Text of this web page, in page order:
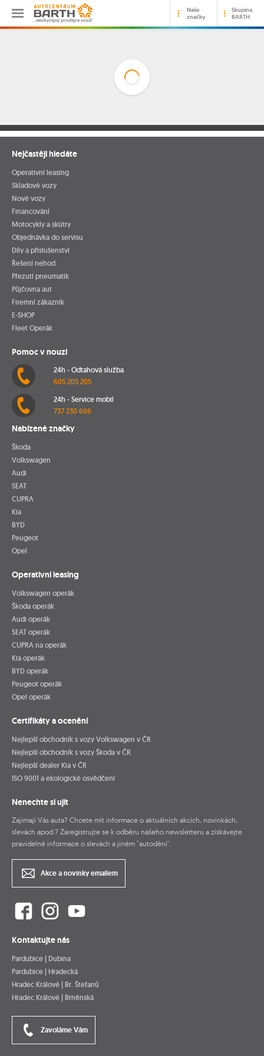
…neobyčejný prodejce vozů!
Naše
značky
Skupina
BARTH
Nejčastěji hledáte
Operativní leasing
Skladové vozy
Nové vozy
Financování
Motocykly a skútry
Objednávka do servisu
Díly a příslušenství
Řešení nehod
Přezutí pneumatik
Půjčovna aut
Firemní zákazník
E-SHOP
Fleet Operák
Pomoc v nouzi
24h - Odtahová služba
605 205 205
24h - Service mobil
737 230 666
Nabízené značky
Škoda
Volkswagen
Audi
SEAT
CUPRA
Kia
BYD
Peugeot
Opel
Operativní leasing
Volkswagen operák
Škoda operák
Audi operák
SEAT operák
CUPRA na operák
Kia operák
BYD operák
Peugeot operák
Opel operák
Certifikáty a ocenění
Nejlepší obchodník s vozy Volkswagen v ČR
Nejlepší obchodník s vozy Škoda v ČR
Nejlepší dealer Kia v ČR
ISO 9001 a ekologické osvědčení
Nenechte si ujít
Zajímají Vás auta? Chcete mít informace o aktuálních akcích, novinkách,
slevách apod.? Zaregistrujte se k odběru našeho newsletteru a získávejte
pravidelné informace o slevách a jiném "autodění".
Akce a novinky emailem
Kontaktujte nás
Pardubice | Dubina
Pardubice | Hradecká
Hradec Králové | Br. Štefanů
Hradec Králové | Brněnská
Zavoláme Vám